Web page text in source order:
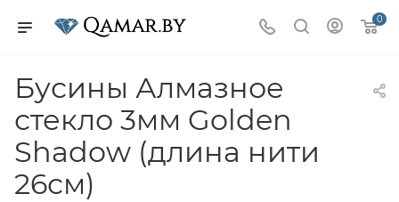
0
Бусины Алмазное
стекло 3мм Golden
Shadow (длина нити
26см)